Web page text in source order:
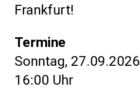
Frankfurt!
Termine
Sonntag, 27.09.2026
16:00 Uhr